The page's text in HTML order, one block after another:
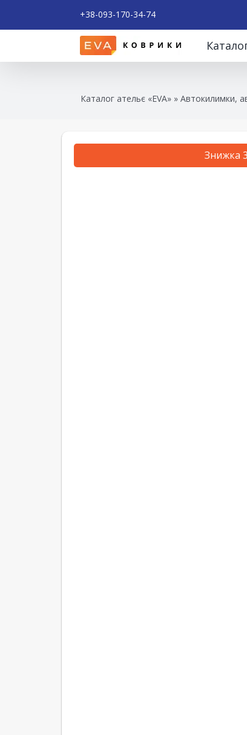
+38-093-170-34-74
Каталог ательє «EVA» » Автокилимки,
Знижка